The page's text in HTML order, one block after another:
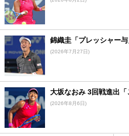
錦織圭「プレッシャー与
(2026年7月27日)
大坂なおみ 3回戦進出「
(2026年8月6日)